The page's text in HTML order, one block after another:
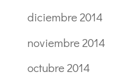
diciembre 2014
noviembre 2014
octubre 2014